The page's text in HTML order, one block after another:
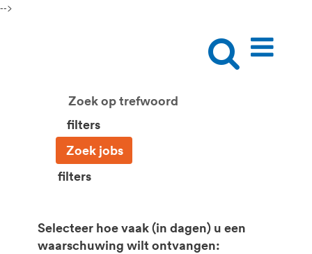
-->
filters
filters
Selecteer hoe vaak (in dagen) u een
waarschuwing wilt ontvangen: